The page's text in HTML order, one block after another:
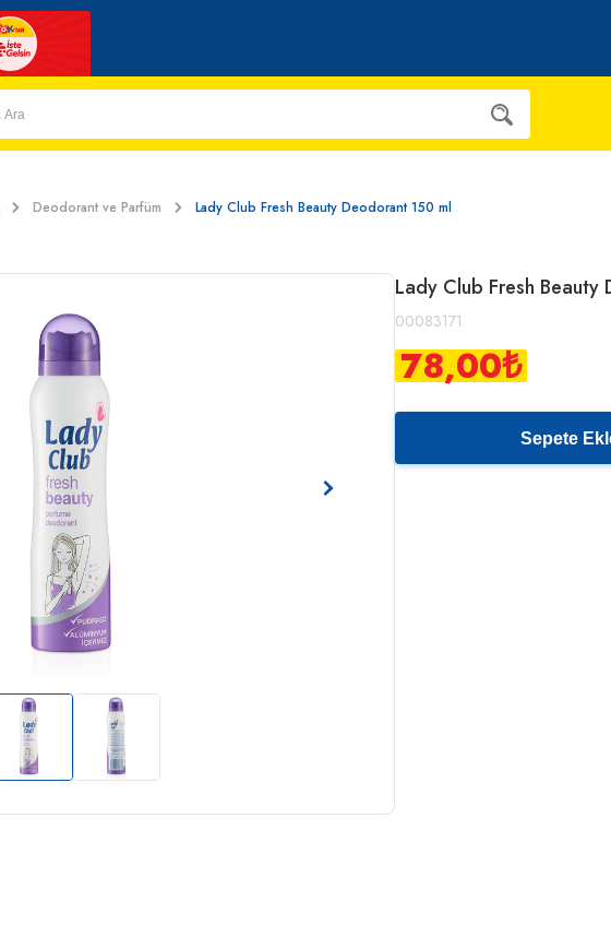
Deodorant ve Parfüm Lady Club Fresh Beauty Deodorant 150 ml
Lady Club Fresh
00083171
78,00₺
Sepete